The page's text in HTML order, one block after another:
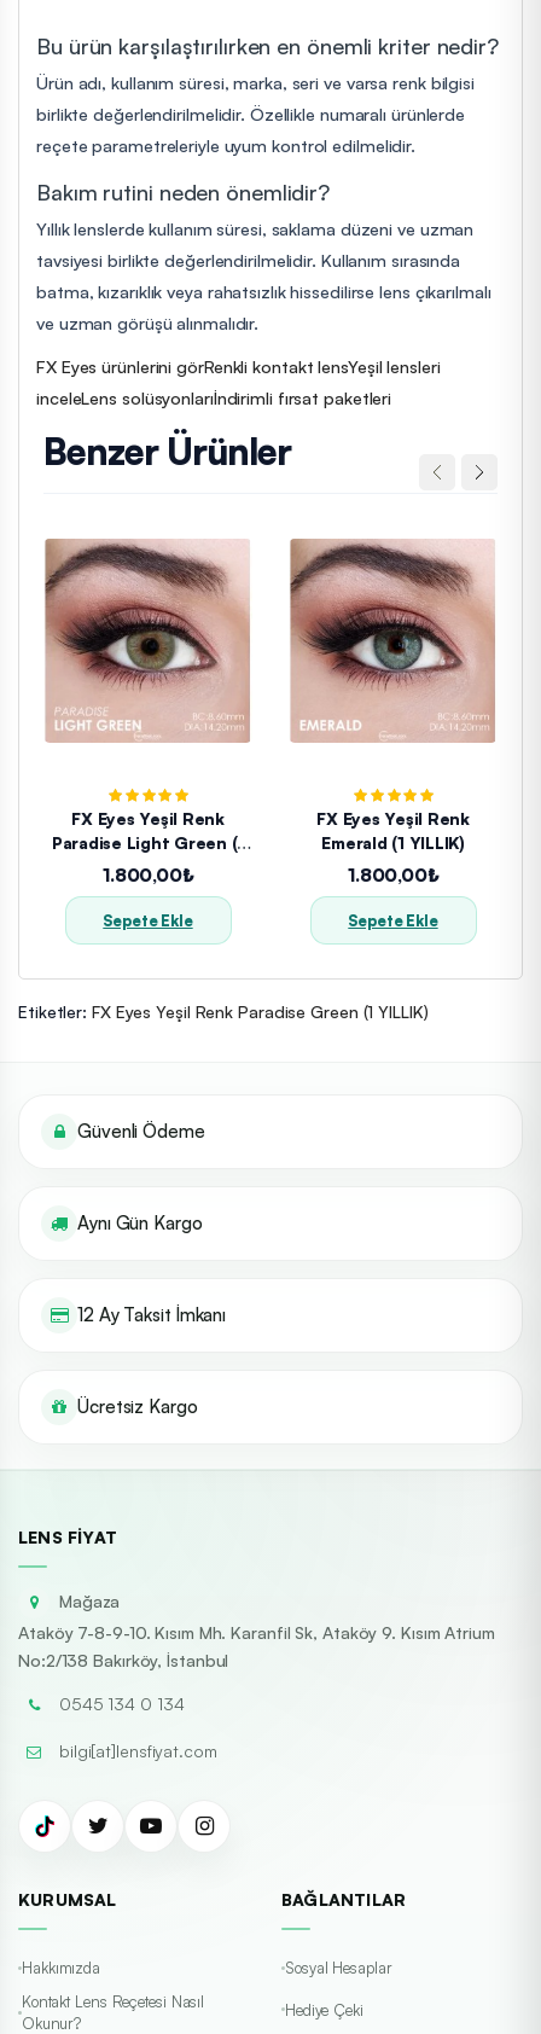
Bu ürün karşılaştırılırken en önemli kriter nedir?
Ürün adı, kullanım süresi, marka, seri ve varsa renk bilgisi
birlikte değerlendirilmelidir. Özellikle numaralı ürünlerde
reçete parametreleriyle uyum kontrol edilmelidir.
Bakım rutini neden önemlidir?
Yıllık lenslerde kullanım süresi, saklama düzeni ve uzman
tavsiyesi birlikte değerlendirilmelidir. Kullanım sırasında
batma, kızarıklık veya rahatsızlık hissedilirse lens çıkarılmalı
ve uzman görüşü alınmalıdır.
FX Eyes ürünlerini görRenkli kontakt lensYeşil lensleri
inceleLens solüsyonlarıİndirimli fırsat paketleri
Benzer Ürünler
FX Eyes Yeşil Renk
Paradise Light Green (1
YILLIK)
1.800,00₺
Sepete Ekle
FX Eyes Yeşil Renk
Emerald (1 YILLIK)
1.800,00₺
Sepete Ekle
Etiketler: FX Eyes Yeşil Renk Paradise Green (1 YILLIK)
Güvenli Ödeme
Aynı Gün Kargo
12 Ay Taksit İmkanı
Ücretsiz Kargo
LENS FIYAT
Mağaza
Ataköy 7-8-9-10. Kısım Mh. Karanfil Sk, Ataköy 9. Kısım Atrium
No:2/138 Bakırköy, İstanbul
0545 134 0 134
bilgi[at]lensfiyat.com
KURUMSAL
Hakkımızda
Kontakt Lens Reçetesi Nasıl
Okunur?
BAĞLANTILAR
Sosyal Hesaplar
Hediye Çeki